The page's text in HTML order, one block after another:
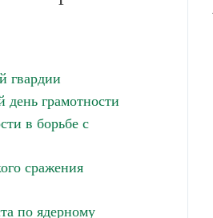
гвардии
грамотности
в борьбе с
сражения
по ядерному